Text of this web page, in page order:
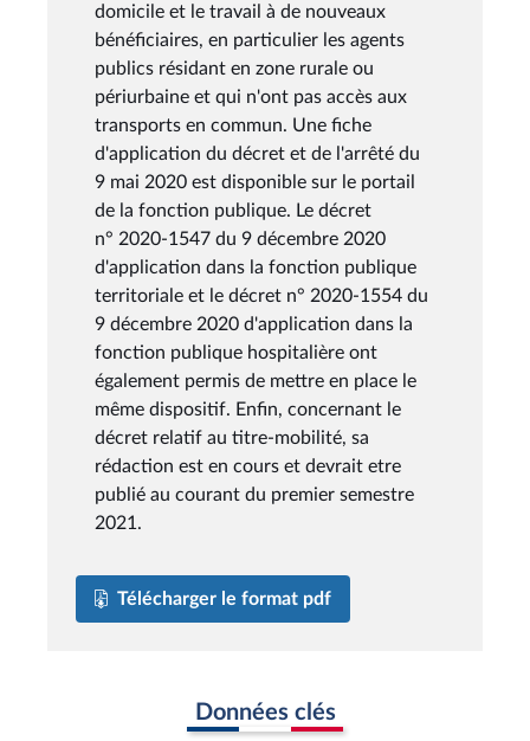
domicile et le travail à de nouveaux
bénéficiaires, en particulier les agents
publics résidant en zone rurale ou
périurbaine et qui n'ont pas accès aux
transports en commun. Une fiche
d'application du décret et de l'arrêté du
9 mai 2020 est disponible sur le portail
de la fonction publique. Le décret
n° 2020-1547 du 9 décembre 2020
d'application dans la fonction publique
territoriale et le décret n° 2020-1554 du
9 décembre 2020 d'application dans la
fonction publique hospitalière ont
également permis de mettre en place le
même dispositif. Enfin, concernant le
décret relatif au titre-mobilité, sa
rédaction est en cours et devrait etre
publié au courant du premier semestre
2021.
Télécharger le format pdf
Données clés